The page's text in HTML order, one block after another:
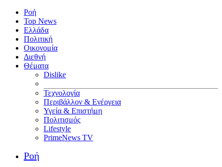
Ροή
Top News
Ελλάδα
Πολιτική
Οικονομία
Διεθνή
Θέματα
Dislike
Τεχνολογία
Περιβάλλον & Ενέργεια
Υγεία & Επιστήμη
Πολιτισμός
Lifestyle
PrimeNews TV
Ροή